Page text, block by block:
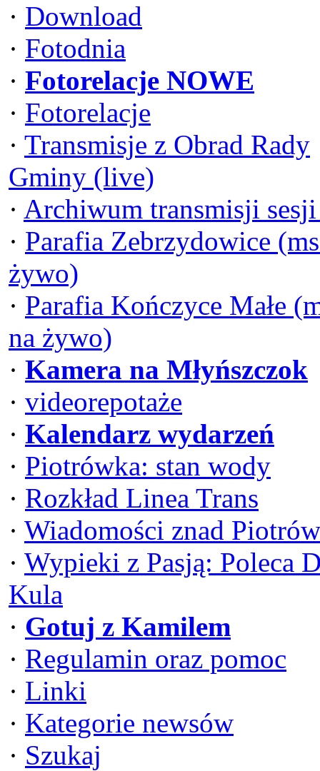
· Download
· Fotodnia
· Fotorelacje NOWE
· Fotorelacje
· Transmisje z Obrad Rady
Gminy (live)
· Archiwum transmisji
· Parafia Zebrzydowice
żywo)
· Parafia Kończyce Małe
na żywo)
· Kamera na Młyńszczok
· videorepotaże
· Kalendarz wydarzeń
· Piotrówka: stan wody
· Rozkład Linea Trans
· Wiadomości znad
· Wypieki z Pasją: Poleca
Kula
· Gotuj z Kamilem
· Regulamin oraz pomoc
· Linki
· Kategorie newsów
· Szukaj